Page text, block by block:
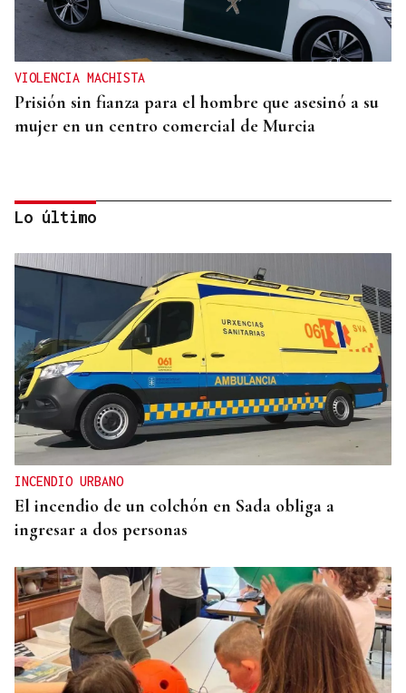
VIOLENCIA MACHISTA
Prisión sin fianza para el hombre que asesinó a su
mujer en un centro comercial de Murcia
ESPACIO SCHENGEN
Grande-Marlaska comunica a la Unión Europea la
decisión del gobierno de restablecer los controles
con Italia
Lo último
INCENDIO URBANO
El incendio de un colchón en Sada obliga a
ingresar a dos personas